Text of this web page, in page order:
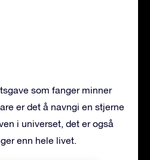
som fanger minner
er det å navngi en stjerne
i universet, det er også
enn hele livet.